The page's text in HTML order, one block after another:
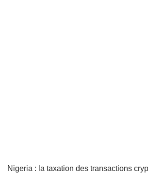
Nigeria : la taxation des transactions